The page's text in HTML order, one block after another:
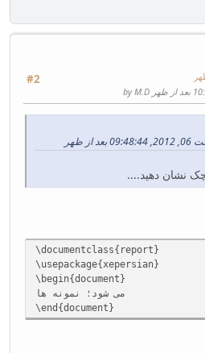
#2
نشان دهید....
\documentclass{report}
\usepackage{xepersian}
\begin{document}
می شود؛ نمونه ها
\end{document}